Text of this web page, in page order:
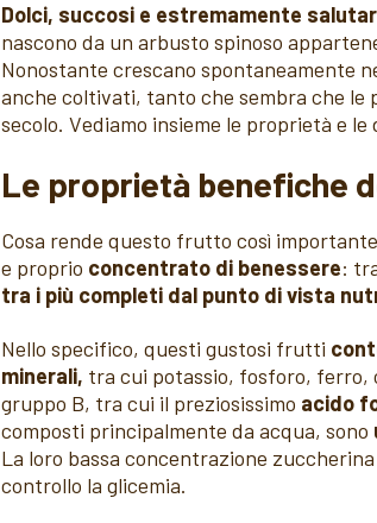
Dolci, succosi e estremamente
nascono da un arbusto spinoso
Nonostante crescano spontaneamente
anche coltivati, tanto che sembra che le
secolo. Vediamo insieme le proprietà e
Le proprietà benefiche
Cosa rende questo frutto così
e proprio concentrato di benessere:
tra i più completi dal punto di vista
Nello specifico, questi gustosi frutti
minerali, tra cui potassio, fosforo, ferro,
gruppo B, tra cui il preziosissimo acido
composti principalmente da acqua, sono
La loro bassa concentrazione
controllo la glicemia.